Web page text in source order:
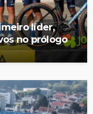
líder,
no prólogo